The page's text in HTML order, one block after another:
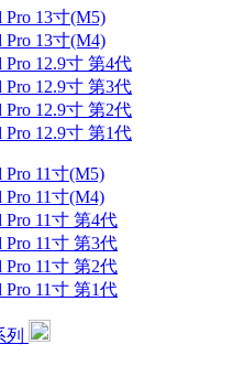
Pro 13寸(M5)
Pro 13寸(M4)
Pro 12.9寸 第4代
Pro 12.9寸 第3代
Pro 12.9寸 第2代
Pro 12.9寸 第1代
Pro 11寸(M5)
Pro 11寸(M4)
Pro 11寸 第4代
Pro 11寸 第3代
Pro 11寸 第2代
Pro 11寸 第1代
列